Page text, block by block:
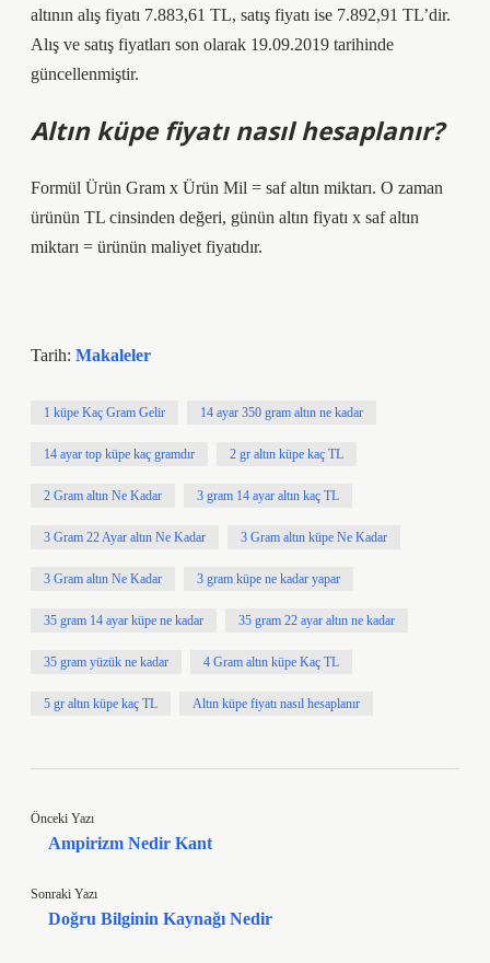
altının alış fiyatı 7.883,61 TL, satış fiyatı ise 7.892,91 TL’dir.
Alış ve satış fiyatları son olarak 19.09.2019 tarihinde
güncellenmiştir.
Altın küpe fiyatı nasıl hesaplanır?
Formül Ürün Gram x Ürün Mil = saf altın miktarı. O zaman
ürünün TL cinsinden değeri, günün altın fiyatı x saf altın
miktarı = ürünün maliyet fiyatıdır.
Tarih: Makaleler
1 küpe Kaç Gram Gelir 14 ayar 350 gram altın ne kadar
14 ayar top küpe kaç gramdır 2 gr altın küpe kaç TL
2 Gram altın Ne Kadar 3 gram 14 ayar altın kaç TL
3 Gram 22 Ayar altın Ne Kadar 3 Gram altın küpe Ne Kadar
3 Gram altın Ne Kadar 3 gram küpe ne kadar yapar
35 gram 14 ayar küpe ne kadar 35 gram 22 ayar altın ne kadar
35 gram yüzük ne kadar 4 Gram altın küpe Kaç TL
5 gr altın küpe kaç TL Altın küpe fiyatı nasıl hesaplanır
Önceki Yazı
Ampirizm Nedir Kant
Sonraki Yazı
Doğru Bilginin Kaynağı Nedir